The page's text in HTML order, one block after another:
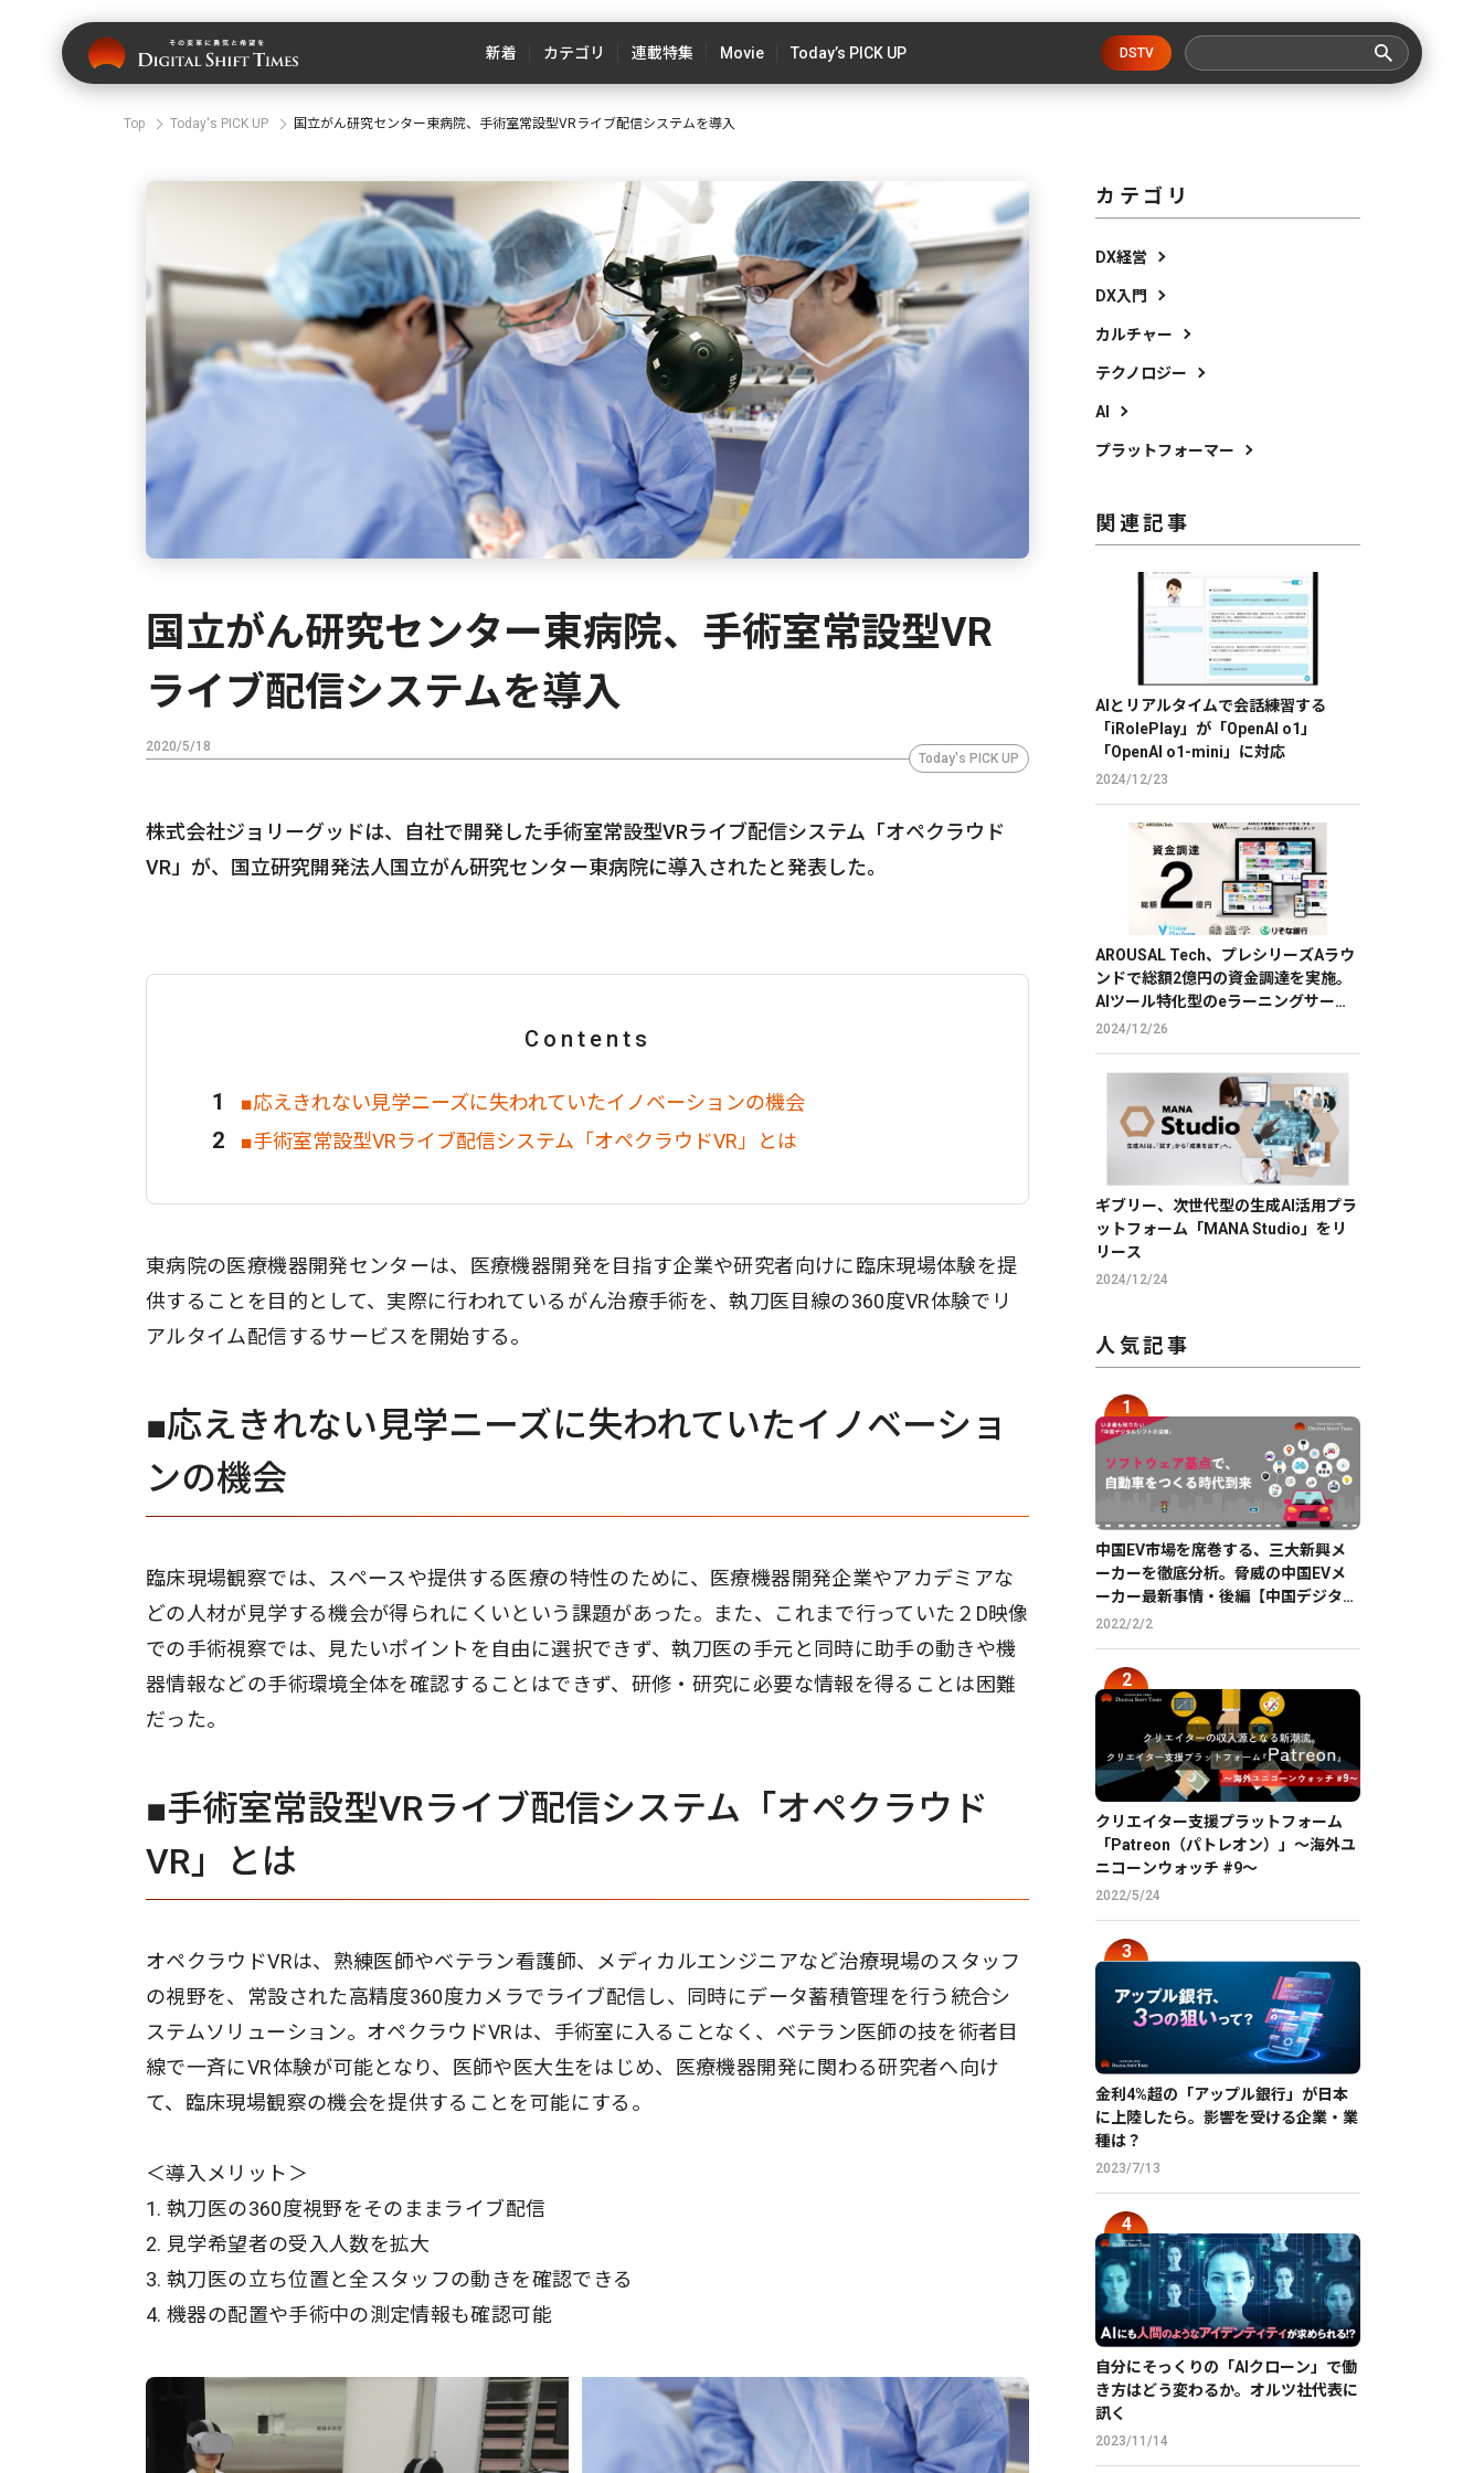
新着 カテゴリ 連載特集 Movie Today’s PICK UP DSTV
Top Today's PICK UP 国立がん研究センター東病院、手術室常設型VRライブ配信システムを導入
国立がん研究センター東病院、手術室常設型VR
ライブ配信システムを導入
2020/5/18
Today's PICK UP
株式会社ジョリーグッドは、自社で開発した手術室常設型VRライブ配信システム「オペクラウド
VR」が、国立研究開発法人国立がん研究センター東病院に導入されたと発表した。
Contents
■応えきれない見学ニーズに失われていたイノベーションの機会
■手術室常設型VRライブ配信システム「オペクラウドVR」とは
東病院の医療機器開発センターは、医療機器開発を目指す企業や研究者向けに臨床現場体験を提
供することを目的として、実際に行われているがん治療手術を、執刀医目線の360度VR体験でリ
アルタイム配信するサービスを開始する。
■応えきれない見学ニーズに失われていたイノベーショ
ンの機会
臨床現場観察では、スペースや提供する医療の特性のために、医療機器開発企業やアカデミアな
どの人材が見学する機会が得られにくいという課題があった。また、これまで行っていた２D映像
での手術視察では、見たいポイントを自由に選択できず、執刀医の手元と同時に助手の動きや機
器情報などの手術環境全体を確認することはできず、研修・研究に必要な情報を得ることは困難
だった。
■手術室常設型VRライブ配信システム「オペクラウド
VR」とは
オペクラウドVRは、熟練医師やベテラン看護師、メディカルエンジニアなど治療現場のスタッフ
の視野を、常設された高精度360度カメラでライブ配信し、同時にデータ蓄積管理を行う統合シ
ステムソリューション。オペクラウドVRは、手術室に入ることなく、ベテラン医師の技を術者目
線で一斉にVR体験が可能となり、医師や医大生をはじめ、医療機器開発に関わる研究者へ向け
て、臨床現場観察の機会を提供することを可能にする。
＜導入メリット＞
1. 執刀医の360度視野をそのままライブ配信
2. 見学希望者の受入人数を拡大
3. 執刀医の立ち位置と全スタッフの動きを確認できる
4. 機器の配置や手術中の測定情報も確認可能
カテゴリ
DX経営
DX入門
カルチャー
テクノロジー
AI
プラットフォーマー
関連記事
AIとリアルタイムで会話練習する
「iRolePlay」が「OpenAI o1」
「OpenAI o1-mini」に対応
2024/12/23
AROUSAL Tech、プレシリーズAラウ
ンドで総額2億円の資金調達を実施。
AIツール特化型のeラーニングサービ
スで、DXを推進。
2024/12/26
ギブリー、次世代型の生成AI活用プラ
ットフォーム「MANA Studio」をリ
リース
2024/12/24
人気記事
中国EV市場を席巻する、三大新興メ
ーカーを徹底分析。脅威の中国EVメ
ーカー最新事情・後編【中国デジタル
企業最前線】
2022/2/2
クリエイター支援プラットフォーム
「Patreon（パトレオン）」〜海外ユ
ニコーンウォッチ #9〜
2022/5/24
金利4%超の「アップル銀行」が日本
に上陸したら。影響を受ける企業・業
種は？
2023/7/13
自分にそっくりの「AIクローン」で働
き方はどう変わるか。オルツ社代表に
訊く
2023/11/14